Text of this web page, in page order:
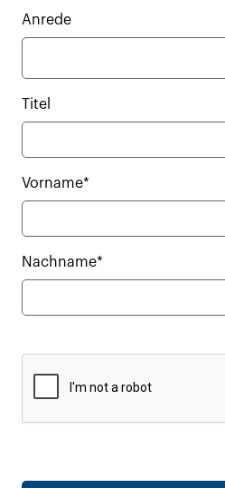
Anrede
Titel
Vorname*
Nachname*